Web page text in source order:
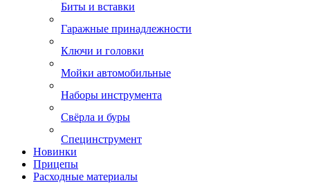
Биты и вставки
Гаражные принадлежности
Ключи и головки
Мойки автомобильные
Наборы инструмента
Свёрла и буры
Специнструмент
Новинки
Прицепы
Расходные материалы